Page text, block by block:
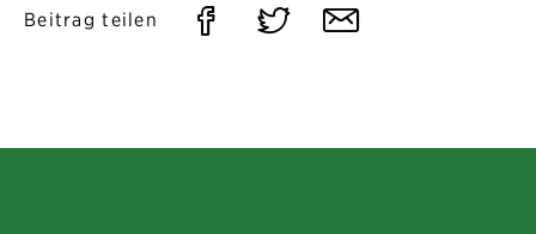
Beitrag teilen
Auf Auf Per